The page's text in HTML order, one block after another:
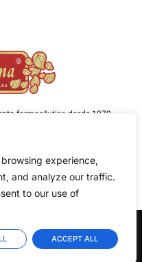
experience,
and analyze our traffic.
to our use of
ACCEPT ALL
farmacêutico desde 1970,
reservados. Desenvolvido por
Marketing Digital